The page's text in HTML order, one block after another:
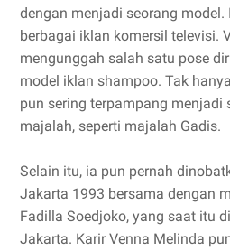
dengan menjadi seorang model.
berbagai iklan komersil televisi.
mengunggah salah satu pose
model iklan shampoo. Tak
pun sering terpampang menjadi
majalah, seperti majalah Gadis.
Selain itu, ia pun pernah
Jakarta 1993 bersama dengan
Fadilla Soedjoko, yang saat itu
Jakarta. Karir Venna Melinda